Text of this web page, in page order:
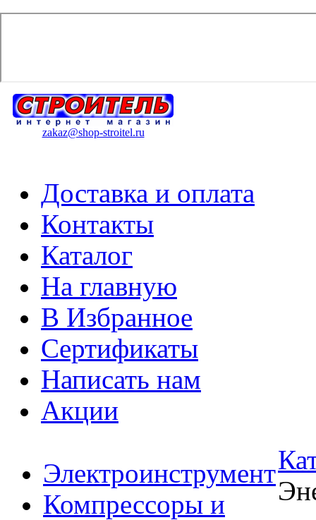
zakaz@shop-stroitel.ru
Доставка и оплата
Контакты
Каталог
На главную
В Избранное
Сертификаты
Написать нам
Акции
Электроинструмент
Компрессоры и